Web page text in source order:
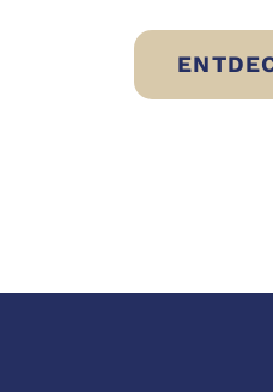
ESSEN?
BRESÌ